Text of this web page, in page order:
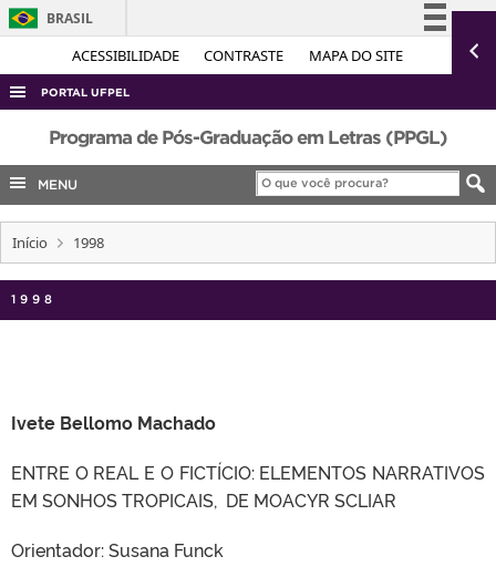
ACESSIBILIDADE CONTRASTE MAPA DO SITE
BRASIL
Simplifique!
Acesso à informação
Legislação
Canais
PORTAL UFPEL
ACESSO À INFORMAÇÃO
AUDITORIA
COBALTO
CONCURSOS
EDITAIS
INTERNACIONAL
TELEFONES
Programa de Pós-Graduação em Letras (PPGL)
MENU
Início 1998
1998
Ivete Bellomo Machado
ENTRE O REAL E O FICTÍCIO: ELEMENTOS NARRATIVOS
EM SONHOS TROPICAIS, DE MOACYR SCLIAR
Orientador: Susana Funck